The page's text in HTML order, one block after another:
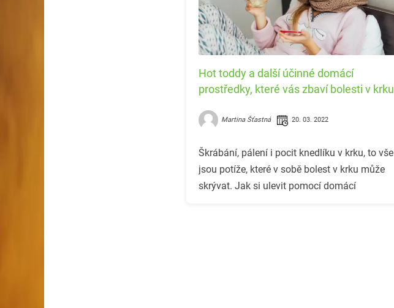
Hot toddy a další účinné domácí
prostředky, které vás zbaví bolesti v krku
Martina Šťastná 20. 03. 2022
Škrábání, pálení i pocit knedlíku v krku, to vše
jsou potíže, které v sobě bolest v krku může
skrývat. Jak si ulevit pomocí domácí